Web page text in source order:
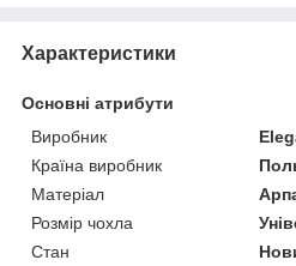
Характеристики
Основні атрибути
Виробник
Країна виробник
Матеріал
Розмір чохла
Стан